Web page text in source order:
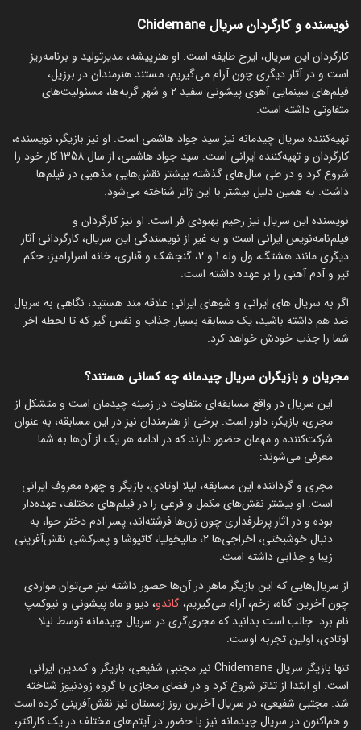
نویسنده و کارگردان سریال Chidemane
کارگردان این سریال، ایرج طایفه است. او هنرپیشه، مدیرتولید و برنامه‌ریز
است و در آثار دیگری چون آرام می‌گیریم، مستند هنرمندان در برزیل،
فیلم‌های سینمایی آهوی پیشونی سفید 2 و شهر گربه‌ها، مسئولیت‌های
متفاوتی داشته است.
تهیه‌کننده سریال چیدمانه نیز سید جواد هاشمی است. او نیز بازیگر، نویسنده،
کارگردان و تهیه‌کننده ایرانی است. سید جواد هاشمی، از سال 1358 کار خود را
شروع کرد و در طی سال‌های گذشته بیشتر نقش‌هایی مذهبی در فیلم‌ها
داشت. به همین دلیل بیشتر با این ژانر شناخته می‌شود.
نویسنده این سریال نیز رحیم بهبودی فر است. او نیز کارگردان و
فیلم‌نامه‌نویس ایرانی است و به غیر از نویسندگی این سریال، کارگردانی آثار
دیگری مانند هشتگ، ول وله 1 و 2، گنجشک و قناری، خانه اسرارآمیز، حکم
تیر و آدم آهنی را بر عهده داشته است.
اگر به سریال های ایرانی و شوهای ایرانی علاقه مند هستید، نگاهی به سریال
ضد هم داشته باشید، یک مسابقه بسیار جذاب و نفس گیر که تا لحظه اخر
شما را جذب خودش خواهد کرد.
مجریان و بازیگران سریال چیدمانه چه کسانی هستند؟
این سریال در واقع مسابقه‌ای متفاوت در زمینه چیدمان است و متشکل از
مجری، بازیگر، داور است. برخی از هنرمندان نیز در این مسابقه، به عنوان
شرکت‌کننده و مهمان حضور دارند که در ادامه هر یک از آن‌ها به شما
معرفی می‌شوند:
مجری و گرداننده این مسابقه، لیلا اوتادی، بازیگر و چهره معروف ایرانی
است. او بیشتر نقش‌های مکمل و فرعی را در فیلم‌های مختلف، عهده‌دار
بوده و در آثار پرطرفداری چون زن‌ها فرشته‌اند، پسر آدم دختر حوا، به
دنبال خوشبختی، اخراجی‌ها 2، مالیخولیا، کاتیوشا و پسرکشی نقش‌آفرینی
زیبا و جذابی داشته است.
از سریال‌هایی که این بازیگر ماهر در آن‌ها حضور داشته نیز می‌توان مواردی
چون آخرین گناه، زخم، آرام می‌گیریم،گاندو، دیو و ماه پیشونی و نیوکمپ
نام برد. جالب است بدانید که مجری‌گری در سریال چیدمانه توسط لیلا
اوتادی، اولین تجربه اوست.
تنها بازیگر سریال Chidemane نیز مجتبی شفیعی، بازیگر و کمدین ایرانی
است. او ابتدا از تئاتر شروع کرد و در فضای مجازی با گروه زودنیوز شناخته
شد. مجتبی شفیعی، در سریال آخرین روز زمستان نیز نقش‌آفرینی کرده است
و هم‌اکنون در سریال چیدمانه نیز با حضور در آیتم‌های مختلف در یک کاراکتر،